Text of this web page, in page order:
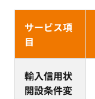
サービス項
目
輸入信用状
開設条件変